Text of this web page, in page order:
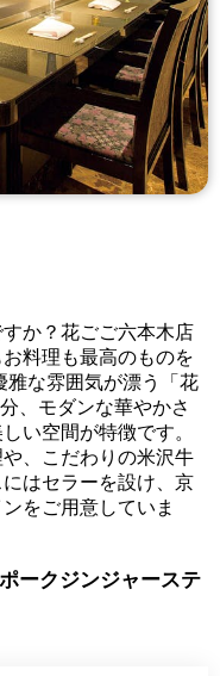
か？花ごご六本木店
料理も最高のものを
雅な雰囲気が漂う「花
、モダンな華やかさ
い空間が特徴です。
、こだわりの米沢牛
はセラーを設け、京
をご用意していま
ークジンジャーステ